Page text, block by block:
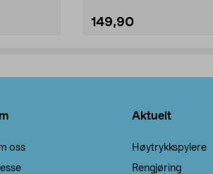
149,90
oss
Aktuelt
Høytrykkspylere
Rengjøring